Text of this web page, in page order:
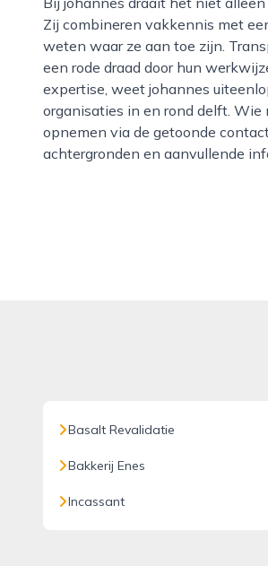
Zij combineren vakkennis met
weten waar ze aan toe zijn.
een rode draad door hun
expertise, weet johannes
organisaties in en rond delft.
opnemen via de getoonde
achtergronden en aanvullende
Basalt Revalidatie
Bakkerij Enes
Incassant